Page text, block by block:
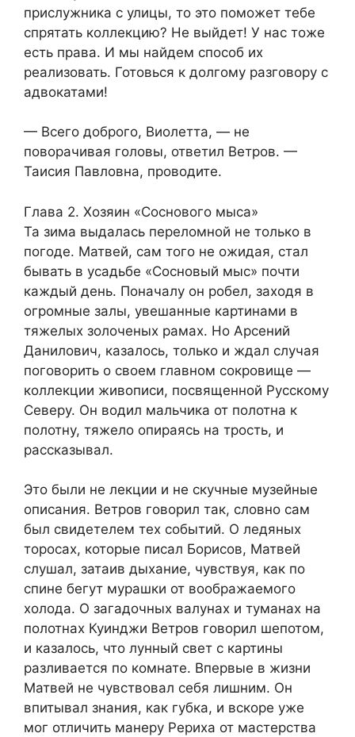
прислужника с улицы, то это поможет тебе
спрятать коллекцию? Не выйдет! У нас тоже
есть права. И мы найдем способ их
реализовать. Готовься к долгому разговору с
адвокатами!
— Всего доброго, Виолетта, — не
поворачивая головы, ответил Ветров. —
Таисия Павловна, проводите.
Глава 2. Хозяин «Соснового мыса»
Та зима выдалась переломной не только в
погоде. Матвей, сам того не ожидая, стал
бывать в усадьбе «Сосновый мыс» почти
каждый день. Поначалу он робел, заходя в
огромные залы, увешанные картинами в
тяжелых золоченых рамах. Но Арсений
Данилович, казалось, только и ждал случая
поговорить о своем главном сокровище —
коллекции живописи, посвященной Русскому
Северу. Он водил мальчика от полотна к
полотну, тяжело опираясь на трость, и
рассказывал.
Это были не лекции и не скучные музейные
описания. Ветров говорил так, словно сам
был свидетелем тех событий. О ледяных
торосах, которые писал Борисов, Матвей
слушал, затаив дыхание, чувствуя, как по
спине бегут мурашки от воображаемого
холода. О загадочных валунах и туманах на
полотнах Куинджи Ветров говорил шепотом,
и казалось, что лунный свет с картины
разливается по комнате. Впервые в жизни
Матвей не чувствовал себя лишним. Он
впитывал знания, как губка, и вскоре уже
мог отличить манеру Рериха от мастерства